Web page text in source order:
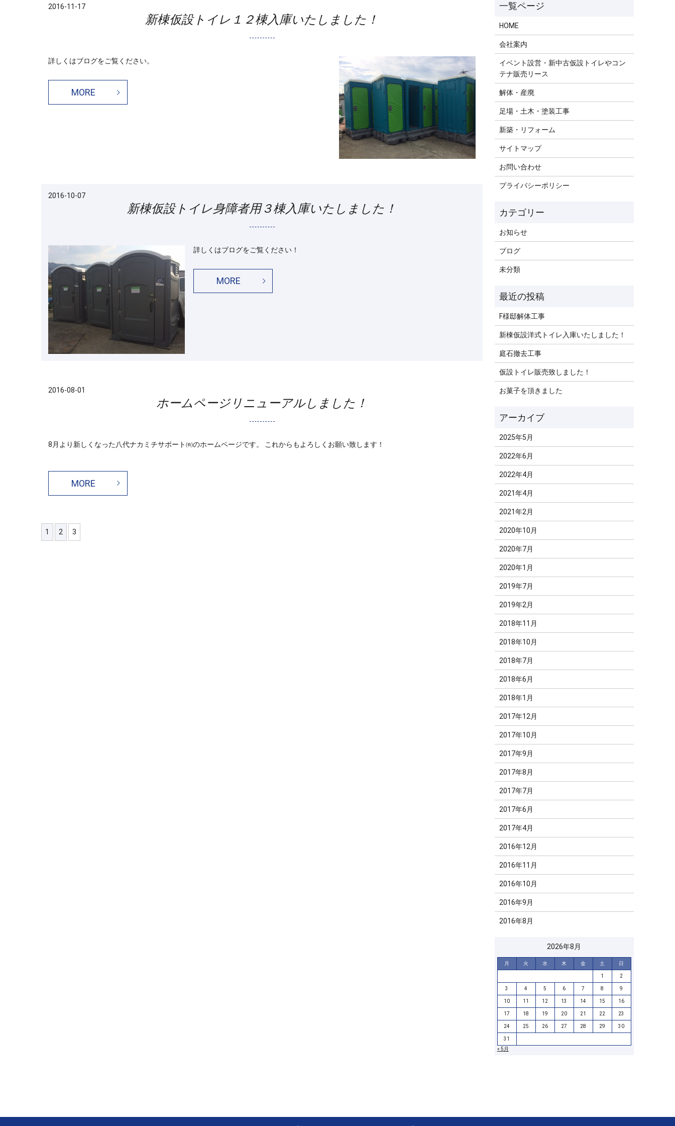
2016-11-17
新棟仮設トイレ１２棟入庫いたしました！
詳しくはブログをご覧ください。
MORE
2016-10-07
新棟仮設トイレ身障者用３棟入庫いたしました！
詳しくはブログをご覧ください！
MORE
2016-08-01
ホームページリニューアルしました！
8月より新しくなった八代ナカミチサポート㈲のホームページです。 これからもよろしくお願い致します！
MORE
1 2 3
HOME
会社案内
イベント設営・新中古仮設トイレやコン
テナ販売リース
解体・産廃
足場・土木・塗装工事
新築・リフォーム
サイトマップ
お問い合わせ
プライバシーポリシー
お知らせ
ブログ
未分類
F様邸解体工事
新棟仮設洋式トイレ入庫いたしました！
庭石撤去工事
仮設トイレ販売致しました！
お菓子を頂きました
2025年5月
2022年6月
2022年4月
2021年4月
2021年2月
2020年10月
2020年7月
2020年1月
2019年7月
2019年2月
2018年11月
2018年10月
2018年7月
2018年6月
2018年1月
2017年12月
2017年10月
2017年9月
2017年8月
2017年7月
2017年6月
2017年4月
2016年12月
2016年11月
2016年10月
2016年9月
2016年8月
2026年8月
月 火 水 木 金 土 日
1 2
3 4 5 6 7 8 9
10 11 12 13 14 15 16
17 18 19 20 21 22 23
24 25 26 27 28 29 30
31
« 5月